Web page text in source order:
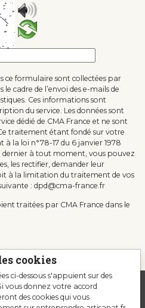
ce formulaire sont collectées par
cadre de l’envoi des e-mails de
Ces informations sont
du service. Les données sont
dédié de CMA France et ne sont
traitement étant fondé sur votre
la loi n°78-17 du 6 janvier 1978
dernier à tout moment, vous pouvez
les rectifier, demander leur
à la limitation du traitement de vos
: dpd@cma-france.fr
traitées par CMA France dans le
cookies
ci-dessous s'appuient sur des
vous donnez votre accord
des cookies qui vous